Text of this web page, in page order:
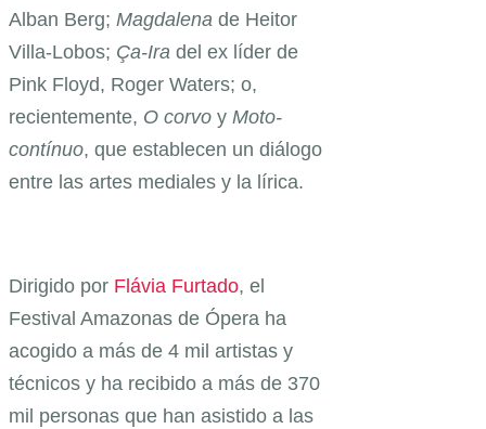
Alban Berg; Magdalena de Heitor
Villa-Lobos; Ça-Ira del ex líder de
Pink Floyd, Roger Waters; o,
recientemente, O corvo y Moto-
contínuo, que establecen un diálogo
entre las artes mediales y la lírica.
Dirigido por Flávia Furtado, el
Festival Amazonas de Ópera ha
acogido a más de 4 mil artistas y
técnicos y ha recibido a más de 370
mil personas que han asistido a las